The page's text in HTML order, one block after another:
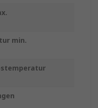
min.